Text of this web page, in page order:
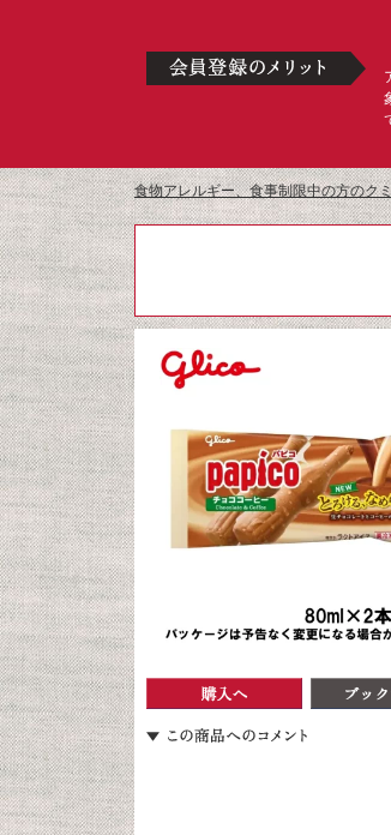
食物アレルギー、食事制限中の方のク